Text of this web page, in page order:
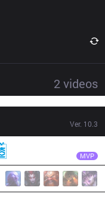
2 videos
Ver. 10.3
MVP